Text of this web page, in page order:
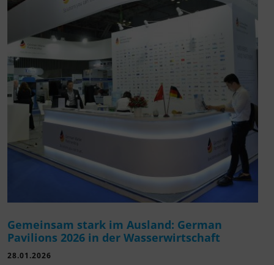
Gemeinsam stark im Ausland: German
Pavilions 2026 in der Wasserwirtschaft
28.01.2026